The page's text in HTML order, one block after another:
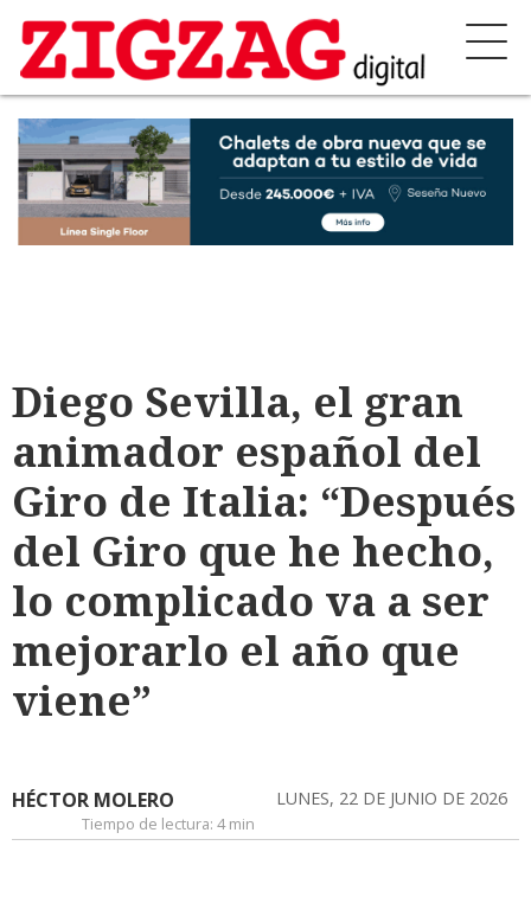
Diego Sevilla, el gran
animador español del
Giro de Italia: “Después
del Giro que he hecho,
lo complicado va a ser
mejorarlo el año que
viene”
HÉCTOR MOLERO LUNES, 22 DE JUNIO DE 2026
Tiempo de lectura: 4 min